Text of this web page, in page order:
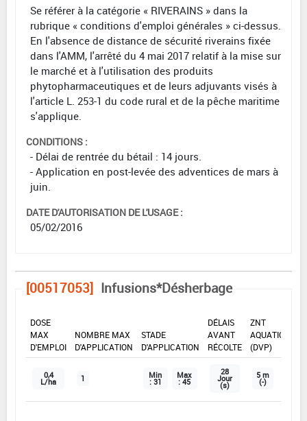
Se référer à la catégorie « RIVERAINS » dans la
rubrique « conditions d'emploi générales » ci-dessus.
En l'absence de distance de sécurité riverains fixée
dans l'AMM, l'arrêté du 4 mai 2017 relatif à la mise sur
le marché et à l'utilisation des produits
phytopharmaceutiques et de leurs adjuvants visés à
l'article L. 253-1 du code rural et de la pêche maritime
s'applique.
CONDITIONS :
- Délai de rentrée du bétail : 14 jours.
- Application en post-levée des adventices de mars à
juin.
DATE D'AUTORISATION DE L'USAGE :
05/02/2016
[00517053] Infusions*Désherbage
DOSE
MAX
D'EMPLOI
NOMBRE MAX
D'APPLICATION
STADE
D'APPLICATION
DÉLAIS
AVANT
RÉCOLTE
ZNT
AQUATIQUE
(DVP)
0,4
L/ha 1 Min
: 31
Max
: 45
28
Jour
(s)
5 m
(-)